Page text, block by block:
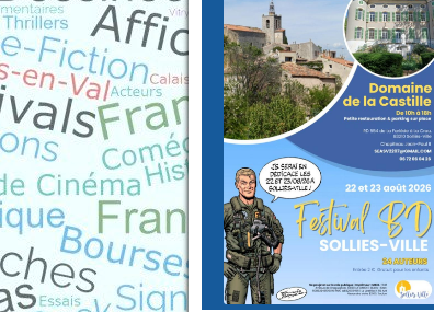
(1ére édition)
SOLLIES-VILLE
(Var - France)
du 22 au 23 août 2026
d'informations